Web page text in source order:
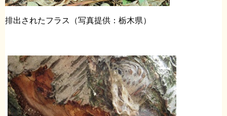
排出されたフラス（写真提供：栃木県）